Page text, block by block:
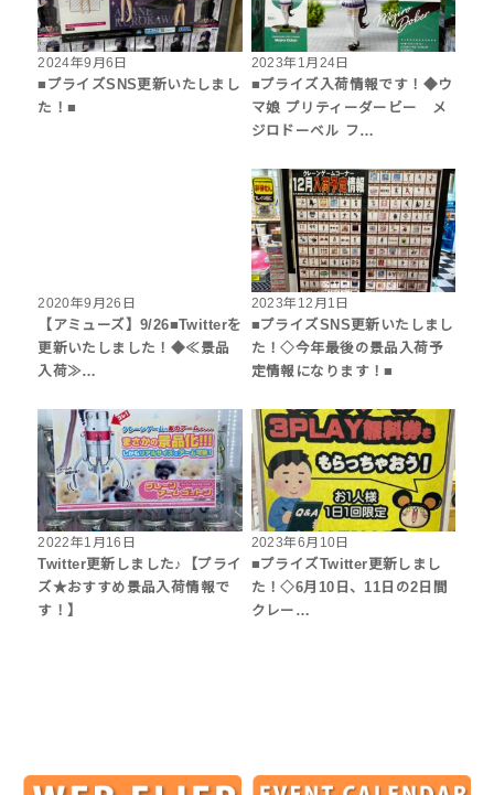
2024年9月6日
■プライズSNS更新いたしまし
た！■
2023年1月24日
■プライズ入荷情報です！◆ウ
マ娘 プリティーダービー メ
ジロドーベル フ…
2020年9月26日
【アミューズ】9/26■Twitterを
更新いたしました！◆≪景品
入荷≫…
2023年12月1日
■プライズSNS更新いたしまし
た！◇今年最後の景品入荷予
定情報になります！■
2022年1月16日
Twitter更新しました♪【プライ
ズ★おすすめ景品入荷情報で
す！】
2023年6月10日
■プライズTwitter更新しまし
た！◇6月10日、11日の2日間
クレー…